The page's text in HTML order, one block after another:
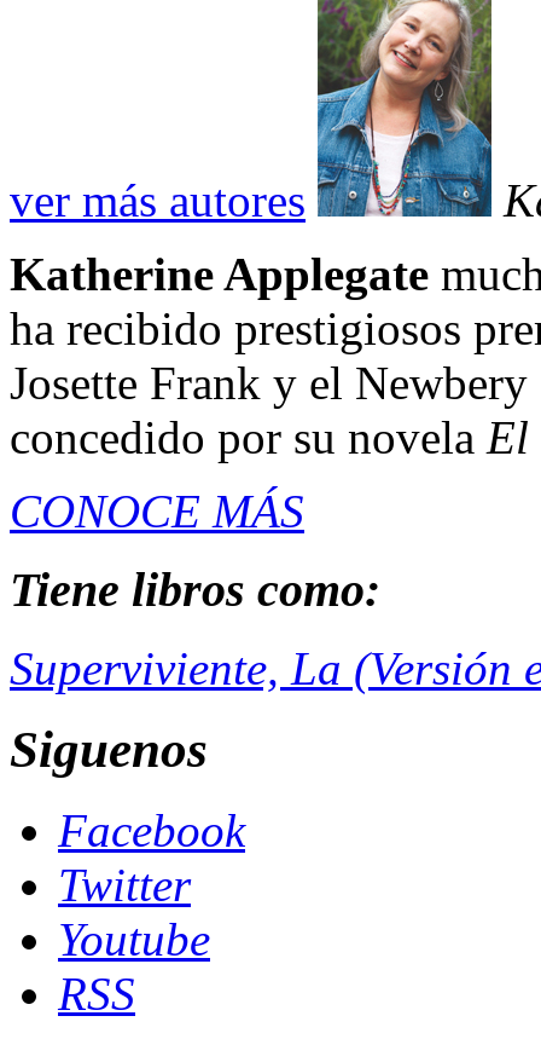
ver más autores
Katherine Applegate
ha recibido prestigiosos
Josette Frank y el
concedido por su novela El
CONOCE MÁS
Tiene libros como:
Superviviente, La (Versión
Siguenos
Facebook
Twitter
Youtube
RSS